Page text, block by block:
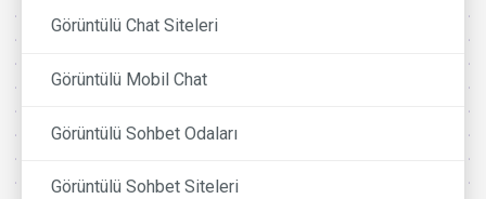
Görüntülü Chat Siteleri
Görüntülü Mobil Chat
Görüntülü Sohbet Odaları
Görüntülü Sohbet Siteleri